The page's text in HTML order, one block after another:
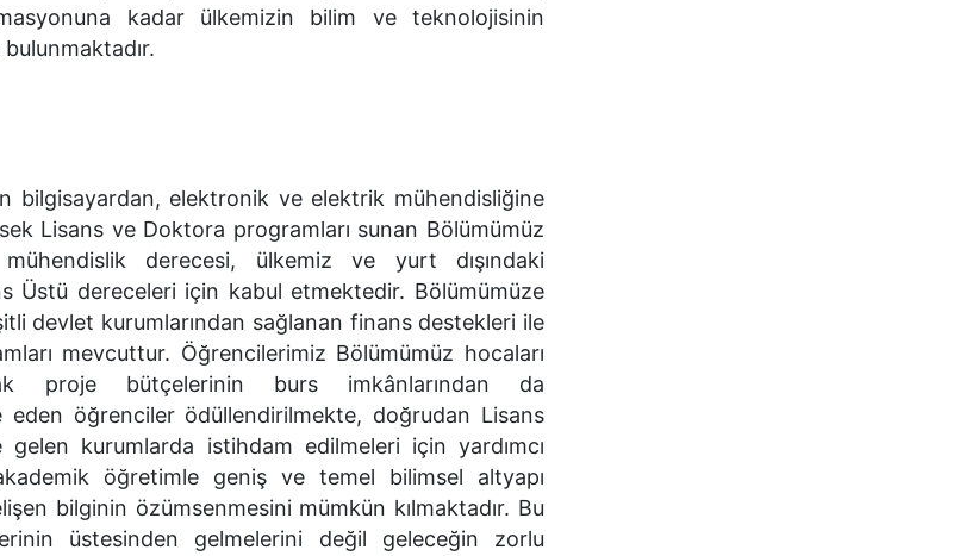
kadar ülkemizin bilim ve teknolojisinin
elektronik ve elektrik mühendisliğine
Lisans ve Doktora programları sunan Bölümümüz
derecesi, ülkemiz ve yurt dışındaki
Üstü dereceleri için kabul etmektedir. Bölümümüze
devlet kurumlarından sağlanan finans destekleri ile
mevcuttur. Öğrencilerimiz Bölümümüz hocaları
proje bütçelerinin burs imkânlarından da
öğrenciler ödüllendirilmekte, doğrudan Lisans
kurumlarda istihdam edilmeleri için yardımcı
öğretimle geniş ve temel bilimsel altyapı
bilginin özümsenmesini mümkün kılmaktadır. Bu
üstesinden gelmelerini değil geleceğin zorlu